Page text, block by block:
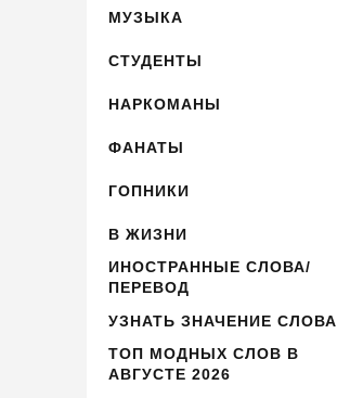
МУЗЫКА
СТУДЕНТЫ
НАРКОМАНЫ
ФАНАТЫ
ГОПНИКИ
В ЖИЗНИ
ИНОСТРАННЫЕ СЛОВА/
ПЕРЕВОД
УЗНАТЬ ЗНАЧЕНИЕ СЛОВА
ТОП МОДНЫХ СЛОВ В
АВГУСТЕ 2026